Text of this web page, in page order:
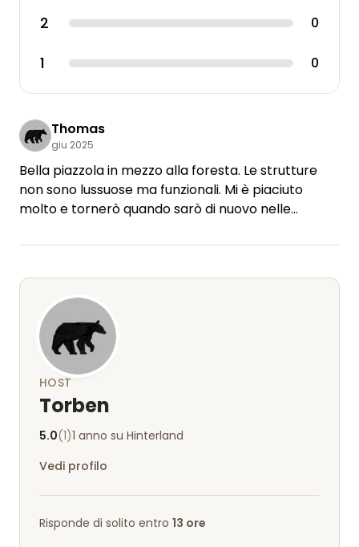
2 0
1 0
Thomas
giu 2025
Bella piazzola in mezzo alla foresta. Le strutture
non sono lussuose ma funzionali. Mi è piaciuto
molto e tornerò quando sarò di nuovo nelle
HOST
Torben
5.0(1)1 anno su Hinterland
Vedi profilo
Risponde di solito entro 13 ore